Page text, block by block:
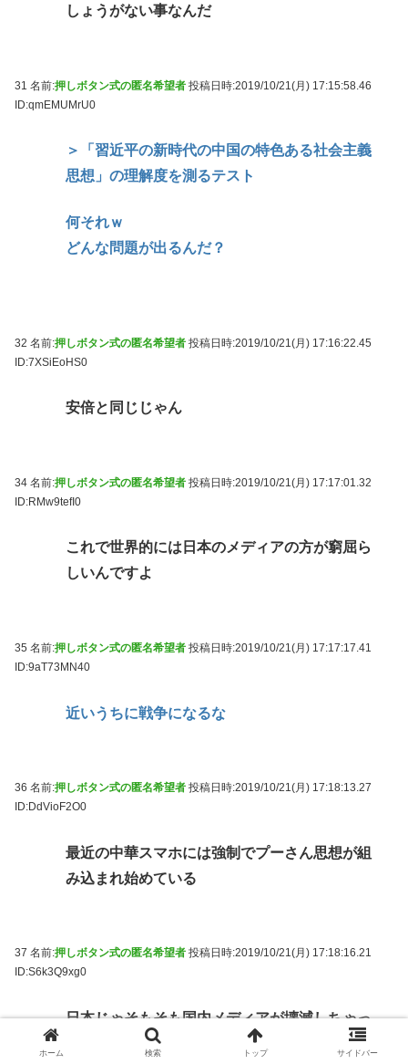
しょうがない事なんだ
31 名前:押しボタン式の匿名希望者 投稿日時:2019/10/21(月) 17:15:58.46
ID:qmEMUMrU0
＞「習近平の新時代の中国の特色ある社会主義
思想」の理解度を測るテスト
何それｗ
どんな問題が出るんだ？
32 名前:押しボタン式の匿名希望者 投稿日時:2019/10/21(月) 17:16:22.45
ID:7XSiEoHS0
安倍と同じじゃん
34 名前:押しボタン式の匿名希望者 投稿日時:2019/10/21(月) 17:17:01.32
ID:RMw9tefI0
これで世界的には日本のメディアの方が窮屈ら
しいんですよ
35 名前:押しボタン式の匿名希望者 投稿日時:2019/10/21(月) 17:17:17.41
ID:9aT73MN40
近いうちに戦争になるな
36 名前:押しボタン式の匿名希望者 投稿日時:2019/10/21(月) 17:18:13.27
ID:DdVioF2O0
最近の中華スマホには強制でプーさん思想が組
み込まれ始めている
37 名前:押しボタン式の匿名希望者 投稿日時:2019/10/21(月) 17:18:16.21
ID:S6k3Q9xg0
日本じゃそもそも国内メディアが壊滅しちゃっ
てるんだよね
ホーム 検索 トップ サイドバー